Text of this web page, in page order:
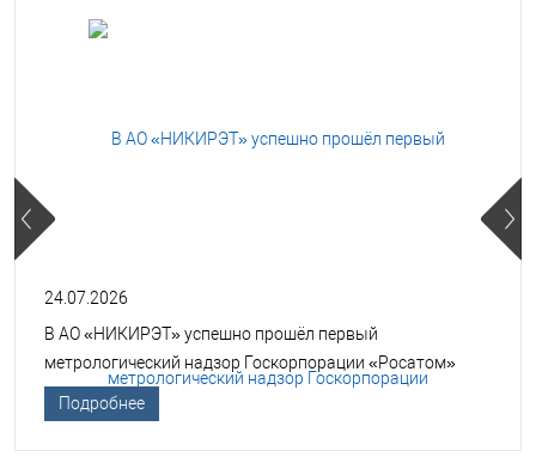
24.07.2026
В АО «НИКИРЭТ» успешно прошёл первый
метрологический надзор Госкорпорации «Росатом»
Подробнее